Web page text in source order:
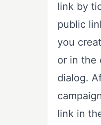
link by
public
you
or in the
dialog.
link in